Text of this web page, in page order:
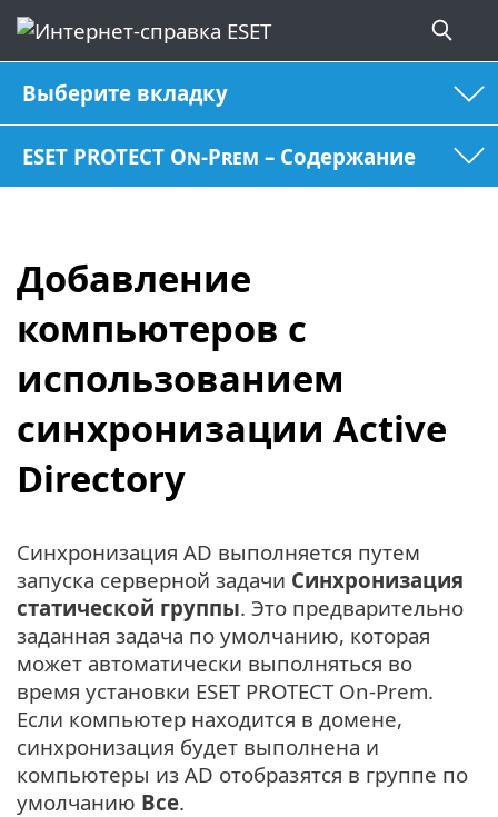
Выберите вкладку
ESET PROTECT On-Prem – Содержание
Добавление
компьютеров с
использованием
синхронизации Active
Directory
Синхронизация AD выполняется путем
запуска серверной задачи Синхронизация
статической группы. Это предварительно
заданная задача по умолчанию, которая
может автоматически выполняться во
время установки ESET PROTECT On-Prem.
Если компьютер находится в домене,
синхронизация будет выполнена и
компьютеры из AD отобразятся в группе по
умолчанию Все.